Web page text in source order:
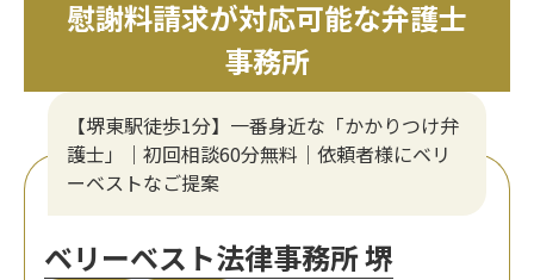
慰謝料請求が対応可能な弁護士
事務所
【堺東駅徒歩1分】一番身近な「かかりつけ弁
護士」｜初回相談60分無料｜依頼者様にベリ
ーベストなご提案
ベリーベスト法律事務所 堺